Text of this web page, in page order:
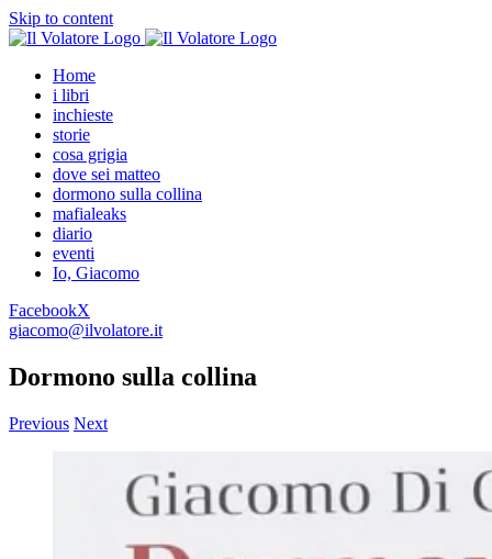
Skip to content
Home
i libri
inchieste
storie
cosa grigia
dove sei matteo
dormono sulla collina
mafialeaks
diario
eventi
Io, Giacomo
FacebookX
giacomo@ilvolatore.it
Dormono sulla collina
Previous Next